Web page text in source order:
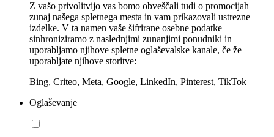
Z vašo privolitvijo vas bomo obveščali tudi o promocijah
zunaj našega spletnega mesta in vam prikazovali ustrezne
izdelke. V ta namen vaše šifrirane osebne podatke
sinhroniziramo z naslednjimi zunanjimi ponudniki in
uporabljamo njihove spletne oglaševalske kanale, če že
uporabljate njihove storitve:
Bing, Criteo, Meta, Google, LinkedIn, Pinterest, TikTok
Oglaševanje